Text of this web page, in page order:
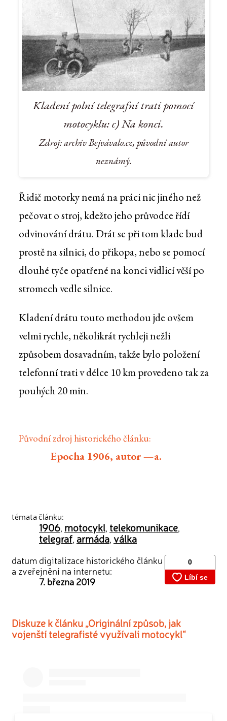
Kladení polní telegrafní trati pomocí
motocyklu: c) Na konci.
Zdroj: archiv Bejvávalo.cz, původní autor
neznámý.
Řidič motorky nemá na práci nic jiného než
pečovat o stroj, kdežto jeho průvodce řídí
odvinování drátu. Drát se při tom klade bud
prostě na silnici, do přikopa, nebo se pomocí
dlouhé tyče opatřené na konci vidlicí věší po
stromech vedle silnice.
Kladení drátu touto methodou jde ovšem
velmi rychle, několikrát rychleji nežli
způsobem dosavadním, takže bylo položení
telefonní trati v délce 10 km provedeno tak za
pouhých 20 min.
Původní zdroj historického článku:
Epocha 1906, autor —a.
témata článku:
1906, motocykl, telekomunikace,
telegraf, armáda, válka
datum digitalizace historického článku
a zveřejnění na internetu:
7. března 2019
Diskuze k článku „Originální způsob, jak
vojenští telegrafisté využívali motocykl“